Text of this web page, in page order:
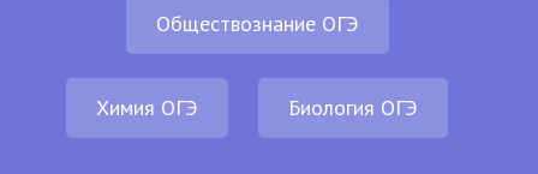
Обществознание ОГЭ
Химия ОГЭ Биология ОГЭ